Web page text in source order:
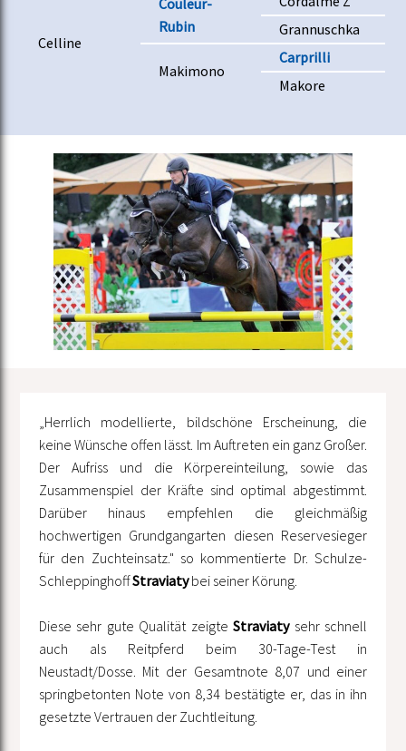
Celline
Rubin
Grannuschka
Makimono
Carprilli
Makore
„Herrlich modellierte, bildschöne Erscheinung, die
keine Wünsche offen lässt. Im Auftreten ein ganz Großer.
Der Aufriss und die Körpereinteilung, sowie das
Zusammenspiel der Kräfte sind optimal abgestimmt.
Darüber hinaus empfehlen die gleichmäßig
hochwertigen Grundgangarten diesen Reservesieger
für den Zuchteinsatz." so kommentierte Dr. Schulze-
SchleppinghoffStraviatybei seiner Körung.
Diese sehr gute Qualität zeigteStraviatysehr schnell
auch als Reitpferd beim 30-Tage-Test in
Neustadt/Dosse. Mit der Gesamtnote 8,07 und einer
springbetonten Note von 8,34 bestätigte er, das in ihn
gesetzte Vertrauen der Zuchtleitung.